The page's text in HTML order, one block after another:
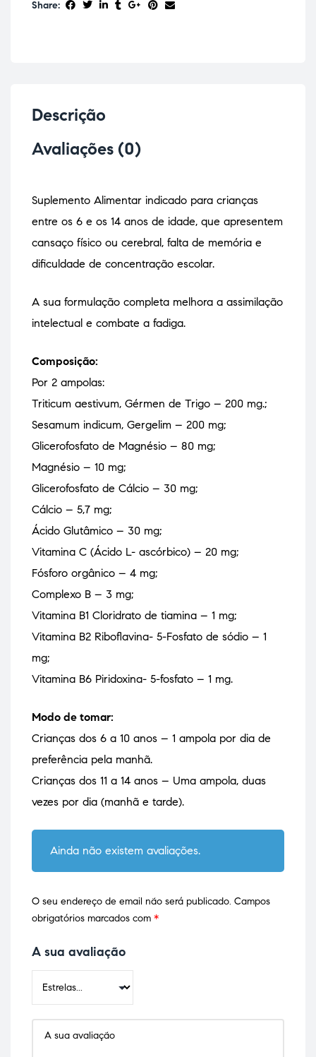
Share:
Descrição
Avaliações (0)
Suplemento Alimentar indicado para crianças
entre os 6 e os 14 anos de idade, que apresentem
cansaço físico ou cerebral, falta de memória e
dificuldade de concentração escolar.
A sua formulação completa melhora a assimilação
intelectual e combate a fadiga.
Composição:
Por 2 ampolas:
Triticum aestivum, Gérmen de Trigo – 200 mg.;
Sesamum indicum, Gergelim – 200 mg;
Glicerofosfato de Magnésio – 80 mg;
Magnésio – 10 mg;
Glicerofosfato de Cálcio – 30 mg;
Cálcio – 5,7 mg;
Ácido Glutâmico – 30 mg;
Vitamina C (Ácido L- ascórbico) – 20 mg;
Fósforo orgânico – 4 mg;
Complexo B – 3 mg;
Vitamina B1 Cloridrato de tiamina – 1 mg;
Vitamina B2 Riboflavina- 5-Fosfato de sódio – 1
mg;
Vitamina B6 Piridoxina- 5-fosfato – 1 mg.
Modo de tomar:
Crianças dos 6 a 10 anos – 1 ampola por dia de
preferência pela manhã.
Crianças dos 11 a 14 anos – Uma ampola, duas
vezes por dia (manhã e tarde).
Ainda não existem avaliações.
O seu endereço de email não será publicado. Campos
obrigatórios marcados com *
A sua avaliação